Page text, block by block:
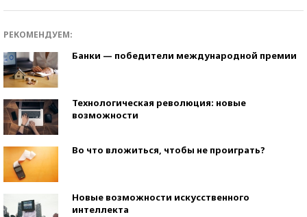
РЕКОМЕНДУЕМ:
Банки — победители международной премии
Технологическая революция: новые
возможности
Во что вложиться, чтобы не проиграть?
Новые возможности искусственного
интеллекта